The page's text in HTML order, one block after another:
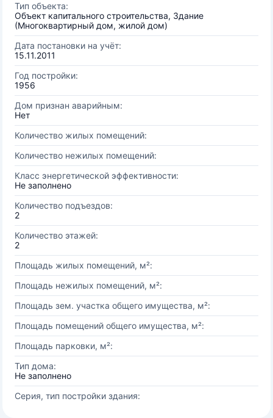
Тип объекта:
Объект капитального строительства, Здание
(Многоквартирный дом, жилой дом)
Дата постановки на учёт:
15.11.2011
Год постройки:
1956
Дом признан аварийным:
Нет
Количество жилых помещений:
Количество нежилых помещений:
Класс энергетической эффективности:
Не заполнено
Количество подъездов:
2
Количество этажей:
2
Площадь жилых помещений, м²:
Площадь нежилых помещений, м²:
Площадь зем. участка общего имущества, м²:
Площадь помещений общего имущества, м²:
Площадь парковки, м²:
Тип дома:
Не заполнено
Серия, тип постройки здания: